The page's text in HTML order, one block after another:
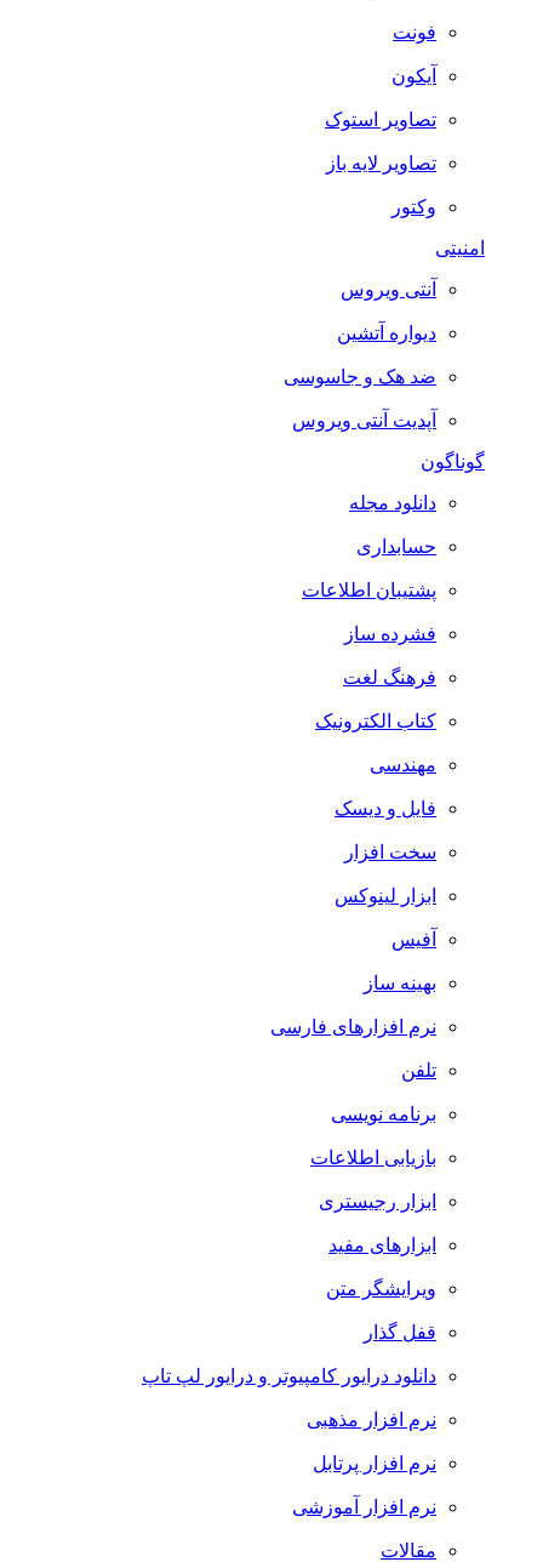
فونت
آیکون
تصاویر استوک
تصاویر لایه باز
وکتور
امنیتی
آنتی ویروس
دیواره آتشین
ضد هک و جاسوسی
آپدیت آنتی ویروس
گوناگون
دانلود مجله
حسابداری
پشتیبان اطلاعات
فشرده ساز
فرهنگ لغت
کتاب الکترونیک
مهندسی
فایل و دیسک
سخت افزار
ابزار لینوکس
آفیس
بهینه ساز
نرم افزارهای فارسی
تلفن
برنامه نویسی
بازیابی اطلاعات
ابزار رجیستری
ابزارهای مفید
ویرایشگر متن
قفل گذار
دانلود درایور کامپیوتر و درایور لپ تاپ
نرم افزار مذهبی
نرم افزار پرتابل
نرم افزار آموزشی
مقالات